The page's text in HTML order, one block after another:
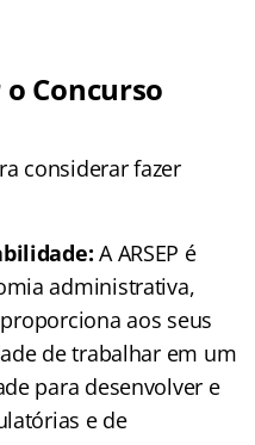
Concurso
considerar fazer
A ARSEP é
administrativa,
aos seus
de trabalhar em um
para desenvolver e
e de